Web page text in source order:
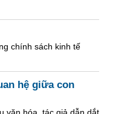
chính sách kinh tế
hệ giữa con